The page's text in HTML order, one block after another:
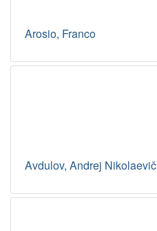
Arosio, Franco
Avdulov, Andrej Nikolaevič